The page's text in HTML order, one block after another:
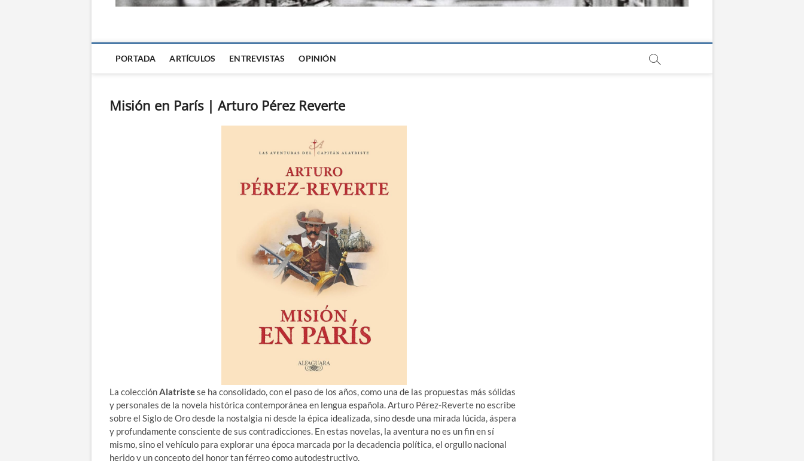
PORTADA ARTÍCULOS ENTREVISTAS OPINIÓN
Misión en París | Arturo Pérez Reverte
La colecciónAlatristese ha consolidado, con el paso de los años, como una de las propuestas más sólidas
y personales de la novela histórica contemporánea en lengua española. Arturo Pérez-Reverte no escribe
sobre el Siglo de Oro desde la nostalgia ni desde la épica idealizada, sino desde una mirada lúcida, áspera
y profundamente consciente de sus contradicciones. En estas novelas, la aventura no es un fin en sí
mismo, sino el vehículo para explorar una época marcada por la decadencia política, el orgullo nacional
herido y un concepto del honor tan férreo como autodestructivo.